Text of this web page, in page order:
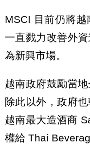
MSCI 目前仍將
一直戮力改善外
為新興市場。
越南政府鼓勵當
除此以外，政府
越南最大造酒商
權給 Thai